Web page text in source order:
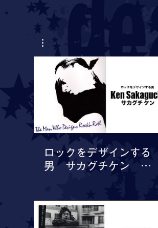
ロックをデザインする
男 サカグチケン